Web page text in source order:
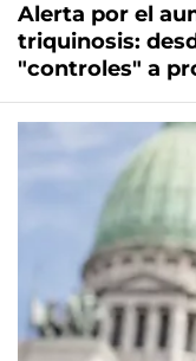
Alerta por el
triquinosis:
"controles" a